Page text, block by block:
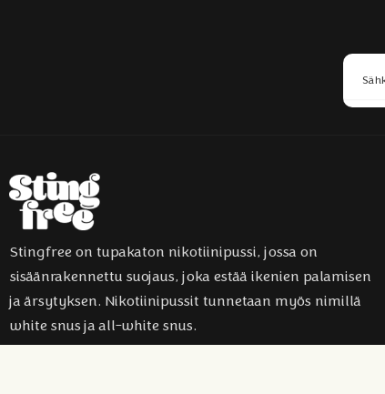
Stingfree on tupakaton nikotiinipussi, jossa on
sisäänrakennettu suojaus, joka estää ikenien palamisen
ja ärsytyksen. Nikotiinipussit tunnetaan myös nimillä
white snus ja all-white snus.